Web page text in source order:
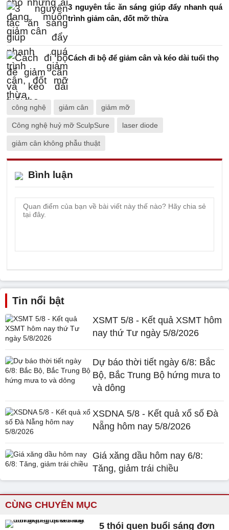
3 nguyên tắc ăn sáng giúp đẩy nhanh quá
trình giảm cân, đốt mỡ thừa
Cách đi bộ để giảm cân và kéo dài tuổi thọ
công nghệ giảm cân giảm mỡ
Công nghệ huỷ mỡ SculpSure laser diode
giảm cân không phẫu thuật
Bình luận
Tin nổi bật
XSMT 5/8 - Kết quả XSMT hôm
nay thứ Tư ngày 5/8/2026
Dự báo thời tiết ngày 6/8: Bắc
Bộ, Bắc Trung Bộ hứng mưa to
và dông
XSDNA 5/8 - Kết quả xổ số Đà
Nẵng hôm nay 5/8/2026
Giá xăng dầu hôm nay 6/8:
Tăng, giảm trái chiều
CÙNG CHUYÊN MỤC
5 thói quen buổi sáng đơn